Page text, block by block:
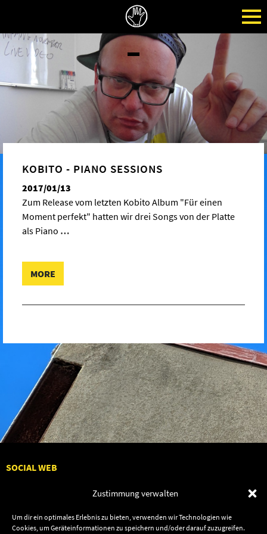
Zustimmung verwalten
Um dir ein optimales Erlebnis zu bieten, verwenden wir Technologien wie
Cookies, um Geräteinformationen zu speichern und/oder darauf zuzugreifen.
KOBITO - PIANO SESSIONS
2017/01/13
Zum Release vom letzten Kobito Album "Für einen
Moment perfekt" hatten wir drei Songs von der Platte
als Piano …
MORE
SOCIAL WEB